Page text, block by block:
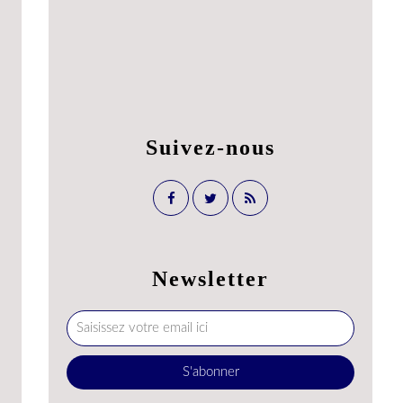
Newsletter
Suivez-nous